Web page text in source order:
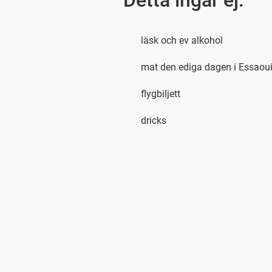
läsk och ev alkohol
mat den ediga dagen i
flygbiljett
dricks